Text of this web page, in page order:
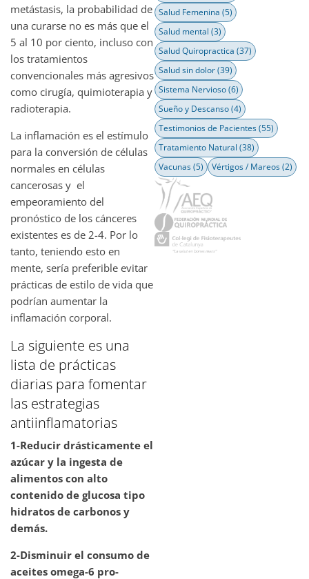
metástasis, la probabilidad de
una curarse no es más que el
5 al 10 por ciento, incluso con
los tratamientos
convencionales más agresivos
como cirugía, quimioterapia y
radioterapia.
La inflamación es el estímulo
para la conversión de células
normales en células
cancerosas y el
empeoramiento del
pronóstico de los cánceres
existentes es de 2-4. Por lo
tanto, teniendo esto en
mente, sería preferible evitar
prácticas de estilo de vida que
podrían aumentar la
inflamación corporal.
La siguiente es una
lista de prácticas
diarias para fomentar
las estrategias
antiinflamatorias
1-Reducir drásticamente el
azúcar y la ingesta de
alimentos con alto
contenido de glucosa tipo
hidratos de carbonos y
demás.
2-Disminuir el consumo de
aceites omega-6 pro-
Salud Femenina (5)
Salud mental (3)
Salud Quiropractica (37)
Salud sin dolor(39)
Sistema Nervioso(6)
Sueño y Descanso(4)
Testimonios de Pacientes(55)
Tratamiento Natural (38)
Vacunas(5) Vértigos / Mareos(2)